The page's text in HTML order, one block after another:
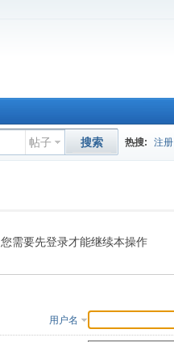
帖子 搜索 热搜: 注册
您需要先登录才能继续本操作
用户名